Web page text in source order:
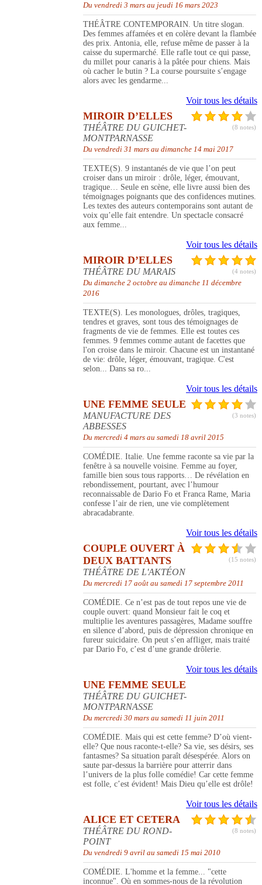
Du vendredi 3 mars au jeudi 16 mars 2023
THÉÂTRE CONTEMPORAIN. Un titre slogan.
Des femmes affamées et en colère devant la flambée
des prix. Antonia, elle, refuse même de passer à la
caisse du supermarché. Elle rafle tout ce qui passe,
du millet pour canaris à la pâtée pour chiens. Mais
où cacher le butin ? La course poursuite s’engage
alors avec les gendarme...
Voir tous les détails
(8 notes)
MIROIR D’ELLES
THÉÂTRE DU GUICHET-
MONTPARNASSE
Du vendredi 31 mars au dimanche 14 mai 2017
TEXTE(S). 9 instantanés de vie que l’on peut
croiser dans un miroir : drôle, léger, émouvant,
tragique… Seule en scène, elle livre aussi bien des
témoignages poignants que des confidences mutines.
Les textes des auteurs contemporains sont autant de
voix qu’elle fait entendre. Un spectacle consacré
aux femme...
Voir tous les détails
(4 notes)
MIROIR D’ELLES
THÉÂTRE DU MARAIS
Du dimanche 2 octobre au dimanche 11 décembre
2016
TEXTE(S). Les monologues, drôles, tragiques,
tendres et graves, sont tous des témoignages de
fragments de vie de femmes. Elle est toutes ces
femmes. 9 femmes comme autant de facettes que
l'on croise dans le miroir. Chacune est un instantané
de vie: drôle, léger, émouvant, tragique. C'est
selon... Dans sa ro...
Voir tous les détails
(3 notes)
UNE FEMME SEULE
MANUFACTURE DES
ABBESSES
Du mercredi 4 mars au samedi 18 avril 2015
COMÉDIE. Italie. Une femme raconte sa vie par la
fenêtre à sa nouvelle voisine. Femme au foyer,
famille bien sous tous rapports… De révélation en
rebondissement, pourtant, avec l’humour
reconnaissable de Dario Fo et Franca Rame, Maria
confesse l’air de rien, une vie complètement
abracadabrante.
Voir tous les détails
(15 notes)
COUPLE OUVERT À
DEUX BATTANTS
THÉÂTRE DE L'AKTÉON
Du mercredi 17 août au samedi 17 septembre 2011
COMÉDIE. Ce n’est pas de tout repos une vie de
couple ouvert: quand Monsieur fait le coq et
multiplie les aventures passagères, Madame souffre
en silence d’abord, puis de dépression chronique en
fureur suicidaire. On peut s’en affliger, mais traité
par Dario Fo, c’est d’une grande drôlerie.
Voir tous les détails
UNE FEMME SEULE
THÉÂTRE DU GUICHET-
MONTPARNASSE
Du mercredi 30 mars au samedi 11 juin 2011
COMÉDIE. Mais qui est cette femme? D’où vient-
elle? Que nous raconte-t-elle? Sa vie, ses désirs, ses
fantasmes? Sa situation paraît désespérée. Alors on
saute par-dessus la barrière pour atterrir dans
l’univers de la plus folle comédie! Car cette femme
est folle, c’est évident! Mais Dieu qu’elle est drôle!
Voir tous les détails
(8 notes)
ALICE ET CETERA
THÉÂTRE DU ROND-
POINT
Du vendredi 9 avril au samedi 15 mai 2010
COMÉDIE. L'homme et la femme... "cette
inconnue". Où en sommes-nous de la révolution